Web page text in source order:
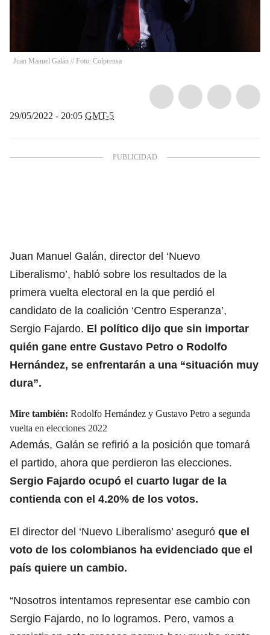
Juan Manuel Galán // Foto: Colprensa
29/05/2022 - 20:05 GMT-5
Juan Manuel Galán, director del ‘Nuevo
Liberalismo’, habló sobre los resultados de la
primera vuelta electoral en la que perdió el
candidato de la coalición ‘Centro Esperanza’,
Sergio Fajardo. El político dijo que sin importar
quién gane entre Gustavo Petro o Rodolfo
Hernández, se enfrentarán a una “situación muy
dura”.
Mire también: Rodolfo Hernández y Gustavo Petro a segunda
vuelta en elecciones 2022
Además, Galán se refirió a la posición que tomará
el partido, ahora que perdieron las elecciones.
Sergio Fajardo ocupó el cuarto lugar de la
contienda con el 4.20% de los votos.
El director del ‘Nuevo Liberalismo’ aseguró que el
voto de los colombianos ha evidenciado que el
país quiere un cambio.
“Nosotros intentamos representar ese cambio con
Sergio Fajardo, no lo logramos. Pero, vamos a